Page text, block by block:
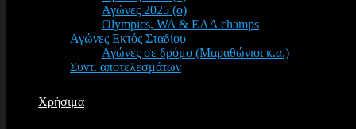
Αγώνες 2025 (o)
Olympics, WA & EAA champs
Αγώνες Εκτός Σταδίου
Αγώνες σε δρόμο (Μαραθώνιοι κ.α.)
Συντ. αποτελεσμάτων
Χρήσιμα